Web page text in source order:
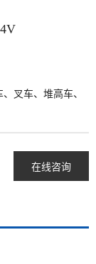
叉车、堆高车、
在线咨询